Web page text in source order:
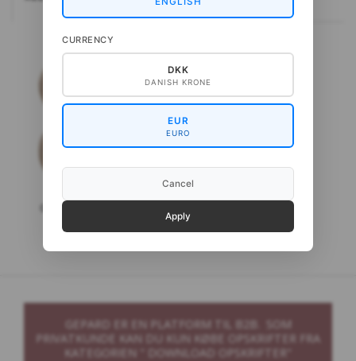
Gepard Cashmere Lace
GEPARD ER EN PLATFORM TIL B2B. SOM
PRIVATKUNDE KAN DU KUN KØBE OPSKRIFTER FRA
KATEGORIEN " DOWNLOAD OPSKRIFTER"
CURRENCY
DKK
DANISH KRONE
EUR
EURO
Cancel
Apply